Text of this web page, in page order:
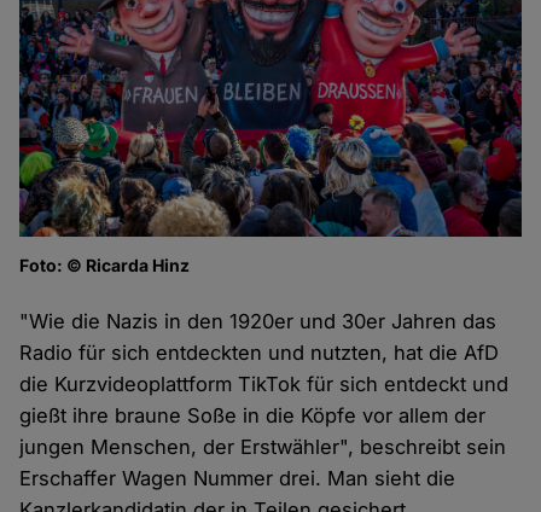
Foto: © Ricarda Hinz
"Wie die Nazis in den 1920er und 30er Jahren das
Radio für sich entdeckten und nutzten, hat die AfD
die Kurzvideoplattform TikTok für sich entdeckt und
gießt ihre braune Soße in die Köpfe vor allem der
jungen Menschen, der Erstwähler", beschreibt sein
Erschaffer Wagen Nummer drei. Man sieht die